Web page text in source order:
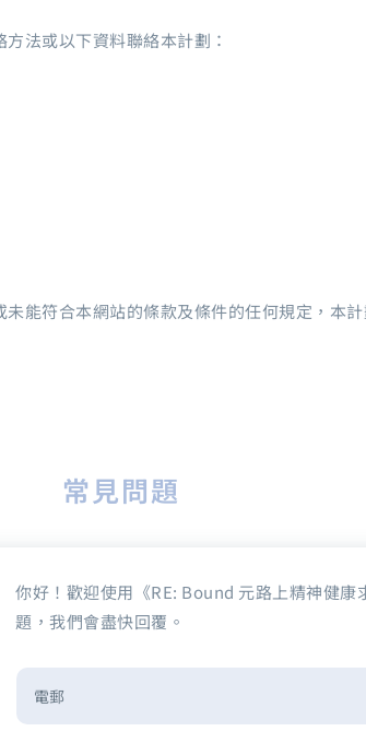
法或以下資料聯絡本計劃：
能符合本網站的條款及條件的任何規定，本
常見問題
你好！歡迎使用《RE: Bound 元路上精神健
題，我們會盡快回覆。